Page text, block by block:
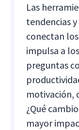
Las
tendencias
conectan
impulsa a
preguntas
motivación,
¿Qué
mayor